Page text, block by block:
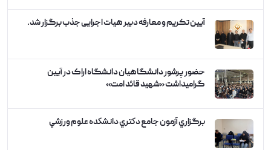
آیین تکریم و معارفه دبیر هیات اجرایی جذب برگزار شد.
حضور پرشور دانشگاهیان دانشگاه اراک در آیین
گرامیداشت «شهید قائد امت»
برگزاري آزمون جامع دكتري دانشكده علوم ورزشي